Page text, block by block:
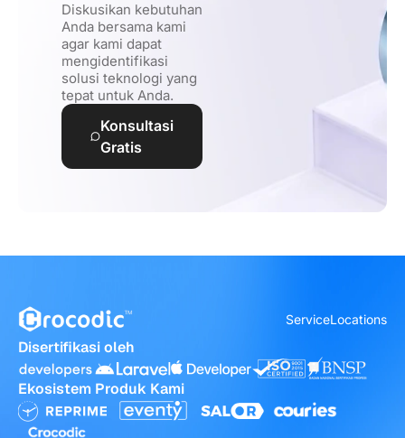
Diskusikan kebutuhan
Anda bersama kami
agar kami dapat
mengidentifikasi
solusi teknologi yang
tepat untuk Anda.
Konsultasi
Gratis
ServiceLocations
Disertifikasi oleh
Ekosistem Produk Kami